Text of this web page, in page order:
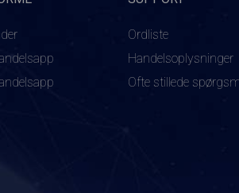
Ordliste
Handelsoplysninger
Ofte stillede